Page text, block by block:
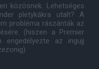
közösnek. Lehetséges
pletykákra utalt? A
probléma rászánták az
(hiszen a Premier
engedélyezte az ingujj